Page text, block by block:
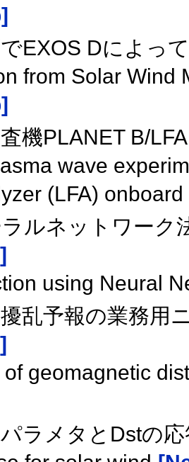
EXOS Dによっ
from Solar Wind
機PLANET B/
wave
(LFA)
ルネットワーク
using Neural
乱予報の業務用
of geomagnetic
ラメタとDstの